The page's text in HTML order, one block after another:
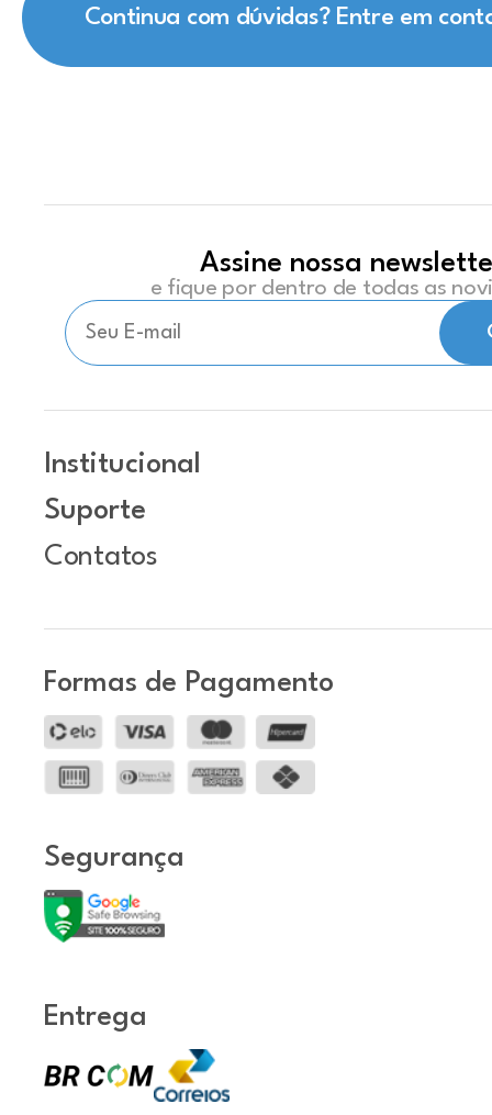
Continua com dúvidas? Entre em
Assine nossa
e fique por dentro de todas as
Institucional
Suporte
Contatos
Formas de Pagamento
Segurança
Entrega